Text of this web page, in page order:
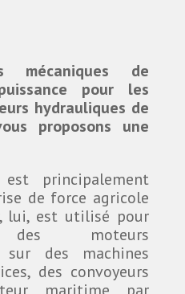
mécaniques de
pour les
hydrauliques de
proposons une
principalement
de force agricole
lui, est utilisé pour
des moteurs
sur des machines
des convoyeurs
maritime par